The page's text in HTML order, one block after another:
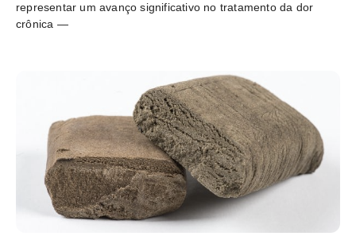
representar um avanço significativo no tratamento da dor
crônica —